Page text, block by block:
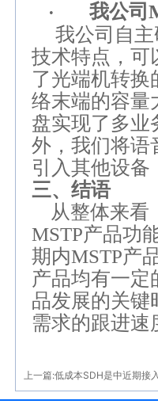
· 我公司
我公司自
技术特点，可
了光端机转换
络末端的容量
盘实现了多业
外，我们将语
引入其他设备
三、结语
从整体来看
MSTP产品功
期内MSTP产
产品均有一定
品发展的关键
需求的跟进速
上一篇:低成本SDH是中近期接